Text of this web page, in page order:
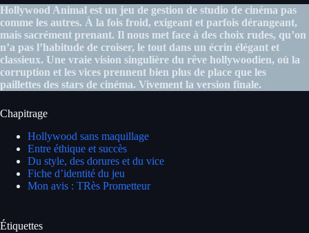
Hollywood Animal est un jeu de gestion de studio de cinéma pas
comme les autres. À la fois froid, exigeant et parfois dérangeant,
mais sacrément prenant. Il nous met face à des choix rudes, qu’on
n’a pas l’habitude de croiser, le tout dans un écrin élégant et
classieux. Une vraie vision singulière du rêve hollywoodien, où la
corruption et les vices prennent bien plus de place que les
paillettes des stars de cinéma. Vivement la version finale.
Chapitrage
Hollywood sans maquillage
Entre éthique et succès
Du style, des dorures et du vice
Fiche d’identité du jeu
Mon avis : TRès Prometteur
Étiquettes